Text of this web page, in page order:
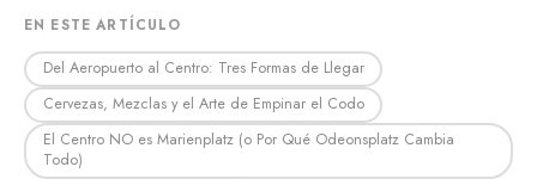
EN ESTE ARTÍCULO
Del Aeropuerto al Centro: Tres Formas de Llegar
Cervezas, Mezclas y el Arte de Empinar el Codo
El Centro NO es Marienplatz (o Por Qué Odeonsplatz Cambia
Todo)